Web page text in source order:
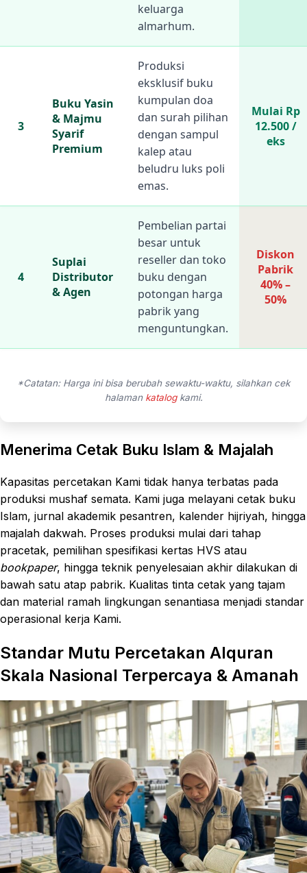
keluarga
almarhum.
3
Buku Yasin
& Majmu
Syarif
Premium
Produksi
eksklusif buku
kumpulan doa
dan surah pilihan
dengan sampul
kalep atau
beludru luks poli
emas.
Mulai Rp
12.500 /
eks
4
Suplai
Distributor
& Agen
Pembelian partai
besar untuk
reseller dan toko
buku dengan
potongan harga
pabrik yang
menguntungkan.
Diskon
Pabrik
40% –
50%
*Catatan: Harga ini bisa berubah sewaktu-waktu, silahkan cek
halaman katalogkami.
Menerima Cetak Buku Islam & Majalah
Kapasitas percetakan Kami tidak hanya terbatas pada
produksi mushaf semata. Kami juga melayani cetak buku
Islam, jurnal akademik pesantren, kalender hijriyah, hingga
majalah dakwah. Proses produksi mulai dari tahap
pracetak, pemilihan spesifikasi kertas HVS atau
bookpaper, hingga teknik penyelesaian akhir dilakukan di
bawah satu atap pabrik. Kualitas tinta cetak yang tajam
dan material ramah lingkungan senantiasa menjadi standar
operasional kerja Kami.
Standar Mutu Percetakan Alquran
Skala Nasional Terpercaya & Amanah